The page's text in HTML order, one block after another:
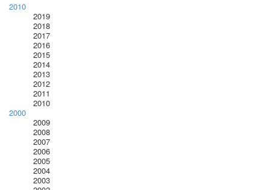
2010
2019
2018
2017
2016
2015
2014
2013
2012
2011
2010
2000
2009
2008
2007
2006
2005
2004
2003